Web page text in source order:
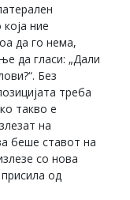
ние
да го нема,
да гласи: „Дали
Без
треба
такво е
на
беше ставот на
со нова
од